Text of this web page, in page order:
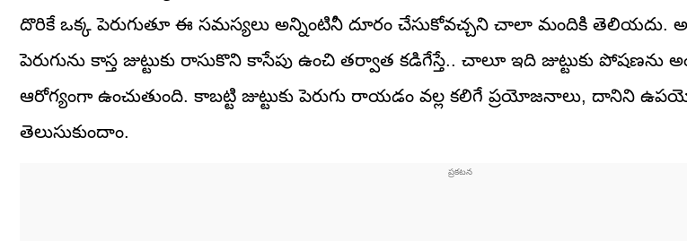
దొరికే ఒక్క పెరుగుతూ ఈ సమస్యలు అన్నింటినీ దూరం చేసుకోవచ్చని చాలా మందికి తెలియదు.
పెరుగును కాస్త జుట్టుకు రాసుకొని కాసేపు ఉంచి తర్వాత కడిగేస్తే.. చాలూ ఇది జుట్టుకు
ఆరోగ్యంగా ఉంచుతుంది. కాబట్టి జుట్టుకు పెరుగు రాయడం వల్ల కలిగే ప్రయోజనాలు, దానిని
తెలుసుకుందాం.